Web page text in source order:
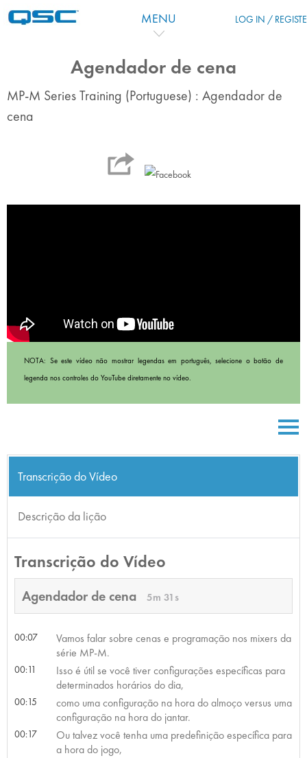
MENU LOG IN /
Agendador de cena
MP-M Series Training (Portuguese) : Agendador de
cena
NOTA: Se este vídeo não mostrar legendas em português, selecione o botão de
legenda nos controles do YouTube diretamente no vídeo.
Transcrição do Vídeo
Descrição da lição
Transcrição do Vídeo
Agendador de cena 5m 31s
00:07
Vamos falar sobre cenas e programação nos mixers da
série MP-M.
00:11
Isso é útil se você tiver configurações específicas para
determinados horários do dia,
00:15
como uma configuração na hora do almoço versus uma
configuração na hora do jantar.
00:17
Ou talvez você tenha uma predefinição específica para
a hora do jogo,